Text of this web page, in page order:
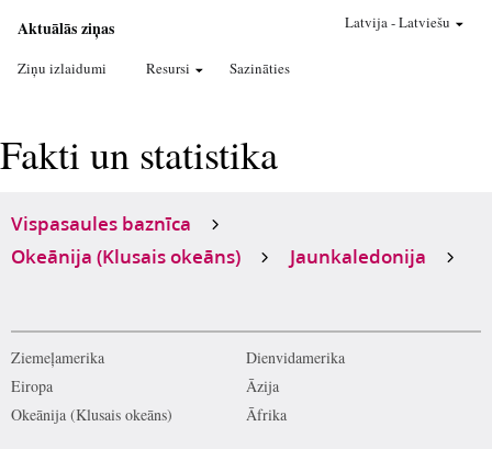
Aktuālās ziņas
Ziņu izlaidumi Resursi Sazināties
Latvija-Latviešu
Fakti un statistika
Vispasaules baznīca
Okeānija (Klusais okeāns)
Jaunkaledonija
Ziemeļamerika
Dienvidamerika
Eiropa
Āzija
Okeānija (Klusais okeāns)
Āfrika